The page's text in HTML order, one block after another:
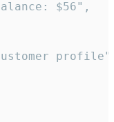
$56",